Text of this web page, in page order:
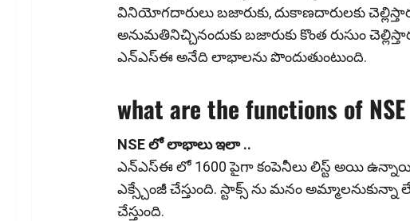
వినియోగ‌దారులు బ‌జారుకు, దుకాణ‌దారుల‌కు
అనుమ‌తినిచ్చినందుకు బ‌జారుకు కొంత రుసుం
ఎన్ఎస్ఈ అనేది లాభాల‌ను పొందుతుంటుంది.
what are the functions of NSE
NSE లో లాభాలు ఇలా ..
ఎన్ఎస్ఈ లో 1600 పైగా కంపెనీలు లిస్ట్ అయి
ఎక్స్చేంజీ చేస్తుంది. స్టాక్స్ ను మ‌నం
చేస్తుంది.